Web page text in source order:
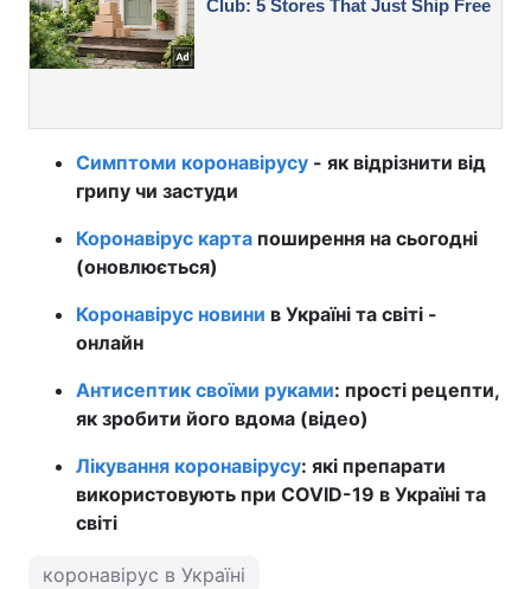
Симптоми коронавірусу - як відрізнити від
грипу чи застуди
Коронавірус карта поширення на сьогодні
(оновлюється)
Коронавірус новини в Україні та світі -
онлайн
Антисептик своїми руками: прості рецепти,
як зробити його вдома (відео)
Лікування коронавірусу: які препарати
використовують при COVID-19 в Україні та
світі
коронавірус в Україні